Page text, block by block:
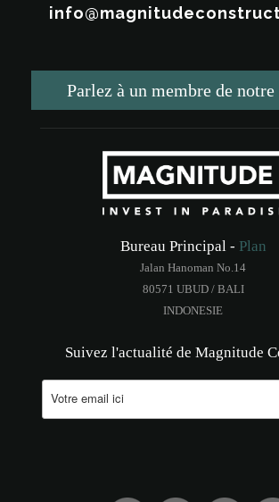
Parlez à un membre de notre
Bureau Principal - Plan
Jalan Hanoman No.14
80571 UBUD / BALI
INDONESIE
Suivez l'actualité de Magnitude